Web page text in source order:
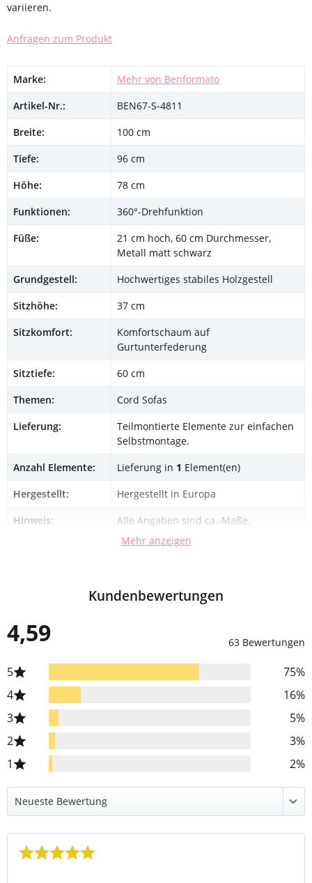
variieren.
Anfragen zum Produkt
Marke:
Mehr von Benformato
Artikel-Nr.:
BEN67-S-4811
Breite:
100 cm
Tiefe:
96 cm
Höhe:
78 cm
Funktionen:
360°-Drehfunktion
Füße:
21 cm hoch, 60 cm Durchmesser,
Metall matt schwarz
Grundgestell:
Hochwertiges stabiles Holzgestell
Sitzhöhe:
37 cm
Sitzkomfort:
Komfortschaum auf
Gurtunterfederung
Sitztiefe:
60 cm
Themen:
Cord Sofas
Lieferung:
Teilmontierte Elemente zur einfachen
Selbstmontage.
Anzahl Elemente:
Lieferung in 1 Element(en)
Hergestellt:
Hergestellt in Europa
Hinweis:
Alle Angaben sind ca.-Maße.
Mehr anzeigen
Kundenbewertungen
4,59 63 Bewertungen
5
75%
4
16%
3
5%
2
3%
1
2%